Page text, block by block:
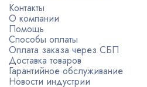
Контакты
О компании
Помощь
Способы оплаты
Оплата заказа через СБП
Доставка товаров
Гарантийное обслуживание
Новости индустрии